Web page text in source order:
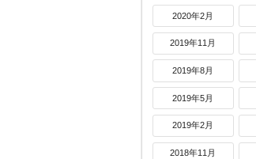
2020年2月
2019年11月
2019年8月
2019年5月
2019年2月
2018年11月